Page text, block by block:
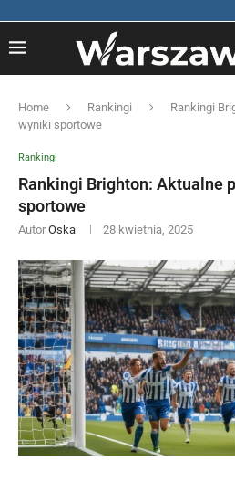
Home Rankingi
Rankingi
wyniki sportowe
Rankingi
Rankingi Brighton: Aktualne
sportowe
Autor Oska 28 kwietnia, 2025